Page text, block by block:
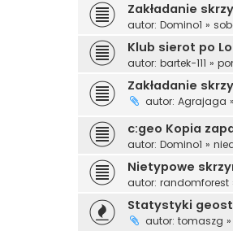
Zakładanie
autor: Domino1 »
Klub sierot po
autor: bartek-111 »
Zakładanie
autor: Agrajaga »
c:geo Kopia
autor: Domino1 »
Nietypowe
autor: randomforest
Statystyki
autor: tomaszg »